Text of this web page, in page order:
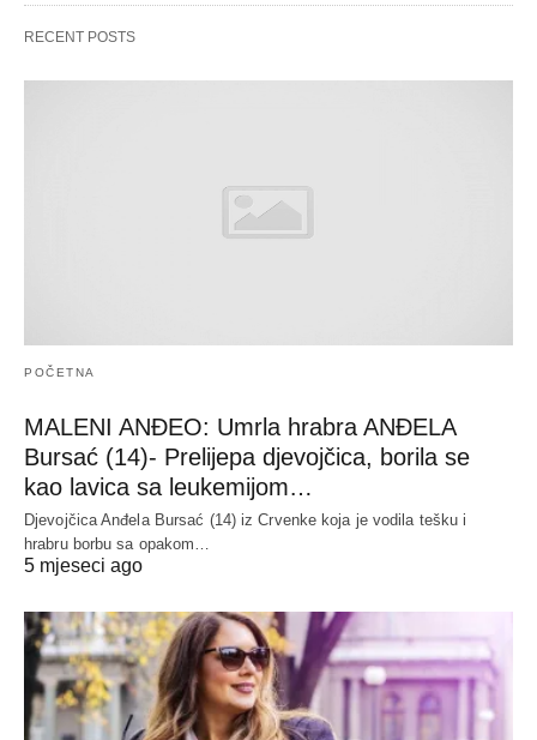
RECENT POSTS
POČETNA
MALENI ANĐEO: Umrla hrabra ANĐELA
Bursać (14)- Prelijepa djevojčica, borila se
kao lavica sa leukemijom…
Djevojčica Anđela Bursać (14) iz Crvenke koja je vodila tešku i
hrabru borbu sa opakom…
5 mjeseci ago